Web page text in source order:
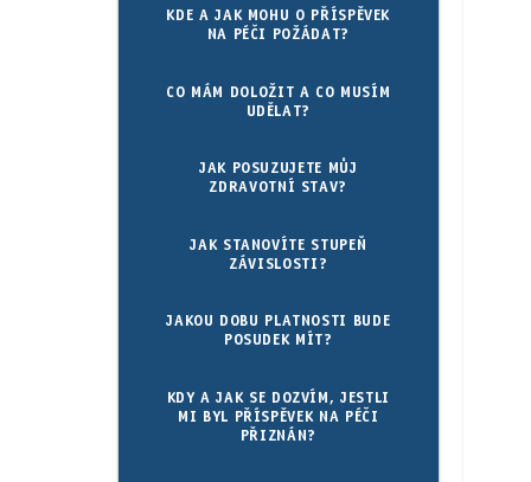
KDE A JAK MOHU O PŘÍSPĚVEK
NA PÉČI POŽÁDAT?
CO MÁM DOLOŽIT A CO MUSÍM
UDĚLAT?
JAK POSUZUJETE MŮJ
ZDRAVOTNÍ STAV?
JAK STANOVÍTE STUPEŇ
ZÁVISLOSTI?
JAKOU DOBU PLATNOSTI BUDE
POSUDEK MÍT?
KDY A JAK SE DOZVÍM, JESTLI
MI BYL PŘÍSPĚVEK NA PÉČI
PŘIZNÁN?